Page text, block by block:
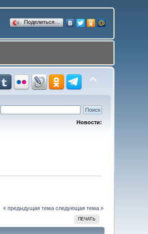
Поделиться…
Новости:
« предыдущая тема следующая тема »
ПЕЧАТЬ